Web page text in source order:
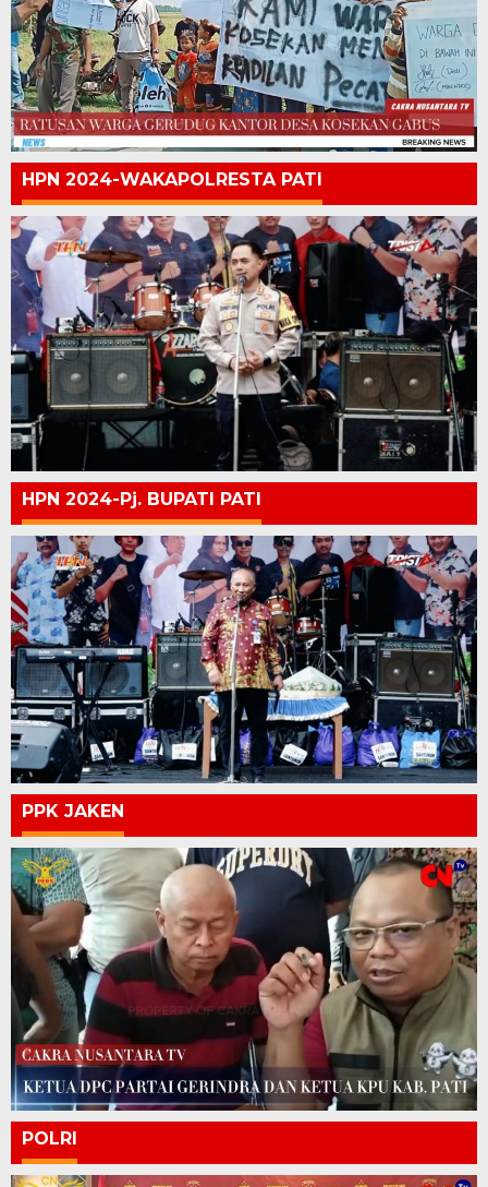
HPN 2024-WAKAPOLRESTA PATI
HPN 2024-Pj. BUPATI PATI
PPK JAKEN
POLRI